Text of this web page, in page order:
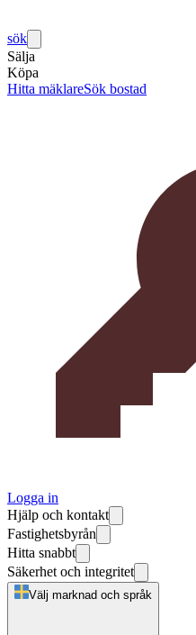
sök
Sälja
Köpa
Hitta mäklareSök bostad
Logga in
Hjälp och kontakt
Fastighetsbyrån
Hitta snabbt
Säkerhet och integritet
Välj marknad och språk